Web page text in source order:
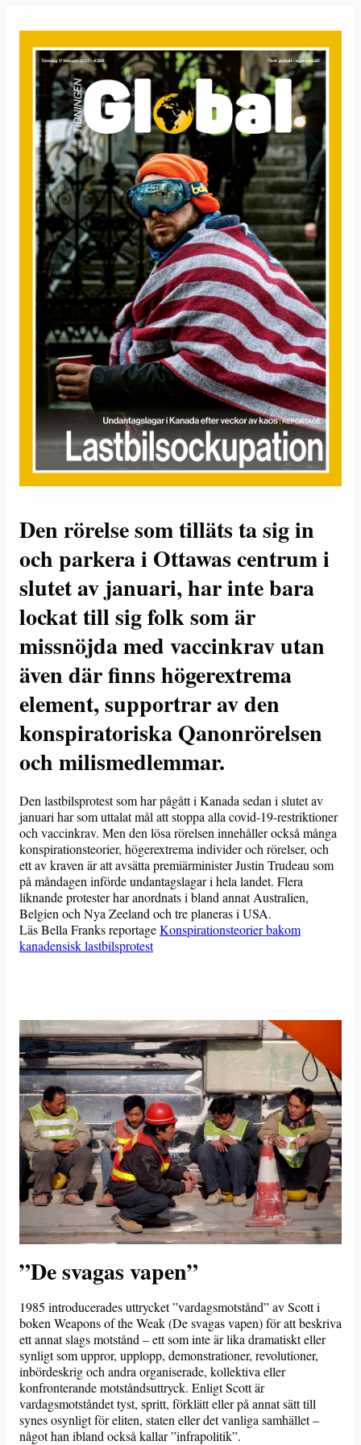
Den rörelse som tilläts ta sig in
och parkera i Ottawas centrum i
slutet av januari, har inte bara
lockat till sig folk som är
missnöjda med vaccinkrav utan
även där finns högerextrema
element, supportrar av den
konspiratoriska Qanonrörelsen
och milismedlemmar.
Den lastbilsprotest som har pågått i Kanada sedan i slutet av
januari har som uttalat mål att stoppa alla covid-19-restriktioner
och vaccinkrav. Men den lösa rörelsen innehåller också många
konspirationsteorier, högerextrema individer och rörelser, och
ett av kraven är att avsätta premiärminister Justin Trudeau som
på måndagen införde undantagslagar i hela landet. Flera
liknande protester har anordnats i bland annat Australien,
Belgien och Nya Zeeland och tre planeras i USA.
Läs Bella Franks reportageKonspirationsteorier bakom
kanadensisk lastbilsprotest
”De svagas vapen”
1985 introducerades uttrycket ”vardagsmotstånd” av Scott i
boken Weapons of the Weak (De svagas vapen) för att beskriva
ett annat slags motstånd – ett som inte är lika dramatiskt eller
synligt som uppror, upplopp, demonstrationer, revolutioner,
inbördeskrig och andra organiserade, kollektiva eller
konfronterande motståndsuttryck. Enligt Scott är
vardagsmotståndet tyst, spritt, förklätt eller på annat sätt till
synes osynligt för eliten, staten eller det vanliga samhället –
något han ibland också kallar ”infrapolitik”.